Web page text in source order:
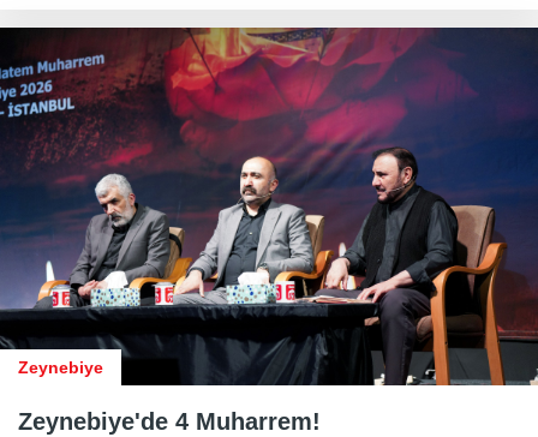
Zeynebiye
Zeynebiye'de 4 Muharrem!